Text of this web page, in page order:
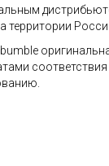
территории